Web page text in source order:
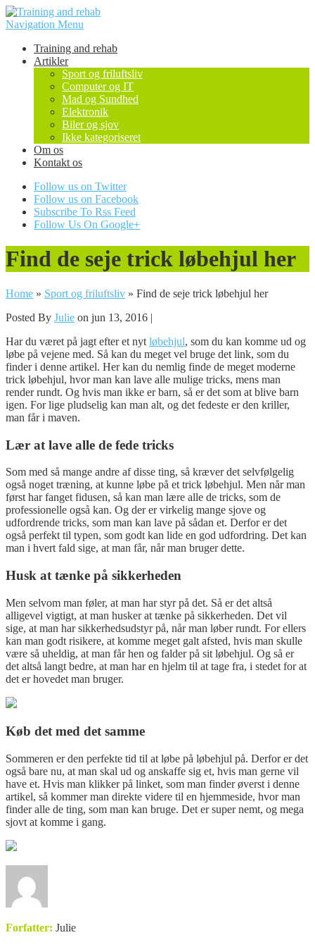
Navigation Menu
Training and rehab
Artikler
Sport og friluftsliv
Computer og IT
Mad og Sundhed
Elektronik
Biler og sjov
Ikke kategoriseret
Om os
Kontakt os
Follow us on Twitter
Follow us on Facebook
Subscribe To Rss Feed
Follow Us On Google+
Find de seje trick løbehjul her
Home » Sport og friluftsliv » Find de seje trick løbehjul her
Posted By Julie on jun 13, 2016 |
Har du været på jagt efter et nyt løbehjul, som du kan komme ud og
løbe på vejene med. Så kan du meget vel bruge det link, som du
finder i denne artikel. Her kan du nemlig finde de meget moderne
trick løbehjul, hvor man kan lave alle mulige tricks, mens man
render rundt. Og hvis man ikke er barn, så er det som at blive barn
igen. For lige pludselig kan man alt, og det fedeste er den kriller,
man får i maven.
Lær at lave alle de fede tricks
Som med så mange andre af disse ting, så kræver det selvfølgelig
også noget træning, at kunne løbe på et trick løbehjul. Men når man
først har fanget fidusen, så kan man lære alle de tricks, som de
professionelle også kan. Og der er virkelig mange sjove og
udfordrende tricks, som man kan lave på sådan et. Derfor er det
også perfekt til typen, som godt kan lide en god udfordring. Det kan
man i hvert fald sige, at man får, når man bruger dette.
Husk at tænke på sikkerheden
Men selvom man føler, at man har styr på det. Så er det altså
alligevel vigtigt, at man husker at tænke på sikkerheden. Det vil
sige, at man har sikkerhedsudstyr på, når man løber rundt. For ellers
kan man godt risikere, at komme meget galt afsted, hvis man skulle
være så uheldig, at man får hen og falder på sit løbehjul. Og så er
det altså langt bedre, at man har en hjelm til at tage fra, i stedet for at
det er hovedet man bruger.
Køb det med det samme
Sommeren er den perfekte tid til at løbe på løbehjul på. Derfor er det
også bare nu, at man skal ud og anskaffe sig et, hvis man gerne vil
have et. Hvis man klikker på linket, som man finder øverst i denne
artikel, så kommer man direkte videre til en hjemmeside, hvor man
finder alle de ting, som man kan bruge. Det er super nemt, og mega
sjovt at komme i gang.
Forfatter: Julie